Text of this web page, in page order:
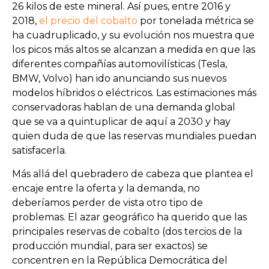
26 kilos de este mineral. Así pues, entre 2016 y
2018, el precio del cobalto por tonelada métrica se
ha cuadruplicado, y su evolución nos muestra que
los picos más altos se alcanzan a medida en que las
diferentes compañías automovilísticas (Tesla,
BMW, Volvo) han ido anunciando sus nuevos
modelos híbridos o eléctricos. Las estimaciones más
conservadoras hablan de una demanda global
que se va a quintuplicar de aquí a 2030 y hay
quien duda de que las reservas mundiales puedan
satisfacerla.
Más allá del quebradero de cabeza que plantea el
encaje entre la oferta y la demanda, no
deberíamos perder de vista otro tipo de
problemas. El azar geográfico ha querido que las
principales reservas de cobalto (dos tercios de la
producción mundial, para ser exactos) se
concentren en la República Democrática del